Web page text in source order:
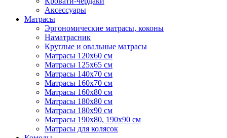
Аксессуары
Матрасы
Эргономические матрасы, коконы
Наматрасник
Круглые и овальные матрасы
Матрасы 120х60 см
Матрасы 125х65 см
Матрасы 140х70 см
Матрасы 160х70 см
Матрасы 160х80 см
Матрасы 180х80 см
Матрасы 180х90 см
Матрасы 190х80, 190х90 см
Матрасы для колясок